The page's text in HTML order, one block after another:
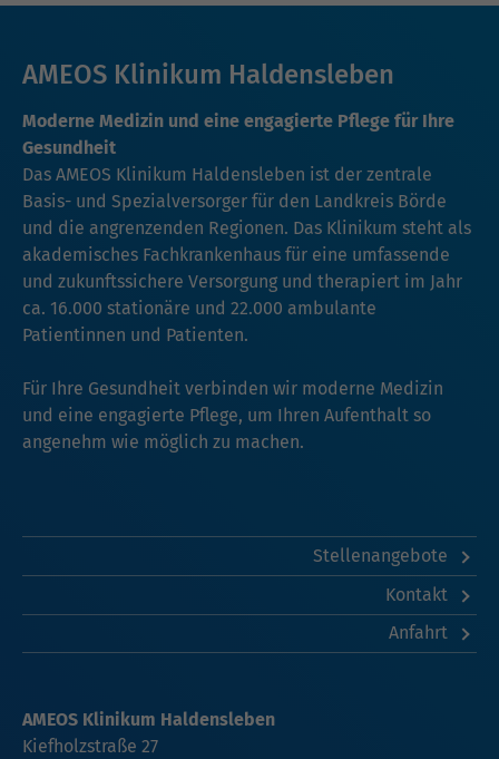
AMEOS Klinikum Haldensleben
Moderne Medizin und eine engagierte Pflege für Ihre
Gesundheit
Das AMEOS Klinikum Haldensleben ist der zentrale
Basis- und Spezialversorger für den Landkreis Börde
und die angrenzenden Regionen. Das Klinikum steht als
akademisches Fachkrankenhaus für eine umfassende
und zukunftssichere Versorgung und therapiert im Jahr
ca. 16.000 stationäre und 22.000 ambulante
Patientinnen und Patienten.
Für Ihre Gesundheit verbinden wir moderne Medizin
und eine engagierte Pflege, um Ihren Aufenthalt so
angenehm wie möglich zu machen.
Stellenangebote
Kontakt
Anfahrt
AMEOS Klinikum Haldensleben
Kiefholzstraße 27